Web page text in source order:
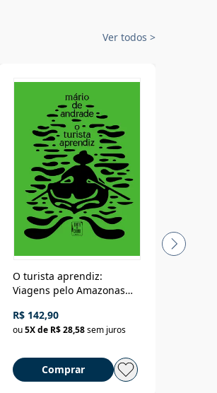
Ver todos >
O turista aprendiz:
Viagens pelo Amazonas
até a Bolívia e por Marajó
até dizer chega
R$ 142,90
ou5X de R$ 28,58sem juros
Comprar